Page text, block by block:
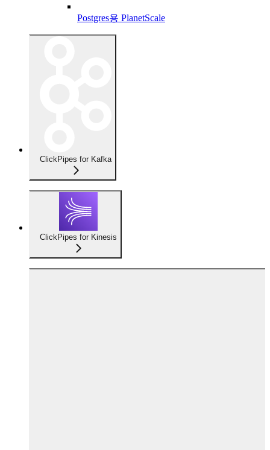
Postgres용 PlanetScale
ClickPipes for Kafka
ClickPipes for Kinesis